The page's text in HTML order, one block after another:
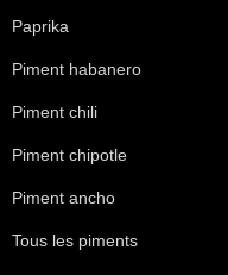
Paprika
Piment habanero
Piment chili
Piment chipotle
Piment ancho
Tous les piments